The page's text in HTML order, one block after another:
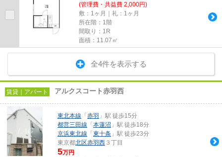
(管理費・共益費 2,000円)
敷：1ヶ月｜礼：1ヶ月
所在階：1階
間取り：1R
面積：11.07㎡
全4件を表示する
賃貸｜アパート アルクスコート赤羽西
東北本線 「 赤羽 」駅 徒歩15分
都営三田線 「 本蓮沼 」駅 徒歩18分
京浜東北線 「 東十条 」駅 徒歩23分
東京都北区赤羽西 ３丁目
5万円